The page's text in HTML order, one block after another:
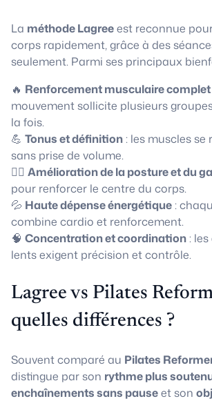
La méthode Lagreeest reconnue
corps rapidement, grâce à des
seulement. Parmi ses principaux
🔥 Renforcement musculaire complet
mouvement sollicite plusieurs
la fois.
💪 Tonus et définition: les muscles se
sans prise de volume.
🧘‍♀️ Amélioration de la posture et du
pour renforcer le centre du corps.
💦 Haute dépense énergétique:
combine cardio et renforcement.
🧠 Concentration et coordination:
lents exigent précision et contrôle.
Lagree vs Pilates
quelles différences ?
Souvent comparé au Pilates
distingue par son rythme plus
enchaînements sans pauseet son